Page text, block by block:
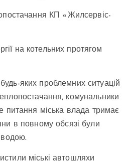
КП «Жилсервіс-
на котельних протягом
яких проблемних ситуацій
комунальники
питання міська влада тримає
в повному обсязі були
водою.
міські автошляхи